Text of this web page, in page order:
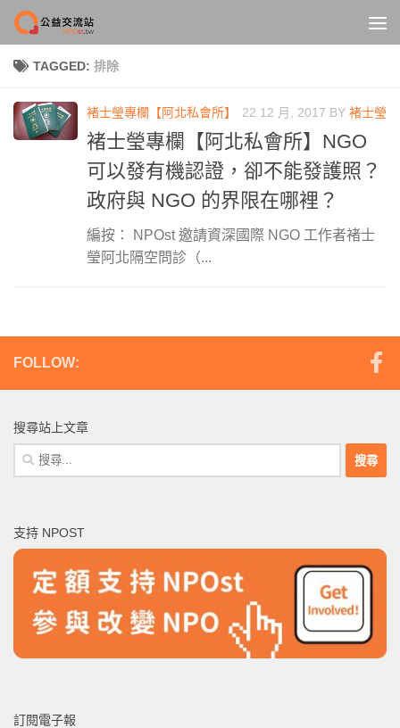
Skip to content
TAGGED: 排除
褚士瑩專欄【阿北私會所】 22 12 月, 2017 BY 褚士瑩
褚士瑩專欄【阿北私會所】NGO
可以發有機認證，卻不能發護照？
政府與 NGO 的界限在哪裡？
編按： NPOst 邀請資深國際 NGO 工作者褚士
瑩阿北隔空問診（...
FOLLOW:
搜尋站上文章
搜
尋
字:
支持 NPOST
訂閱電子報